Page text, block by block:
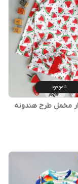
ناموجود
مخمل طرح هندونه